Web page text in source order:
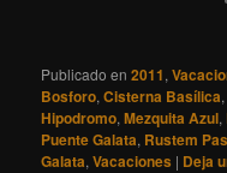
Publicado en 2011,
Bosforo,Cisterna Basílica,
Hipodromo,Mezquita Azul,
Puente Galata, Rustem
Galata,Vacaciones | Deja